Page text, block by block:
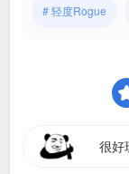
# 轻度Rogue
很好